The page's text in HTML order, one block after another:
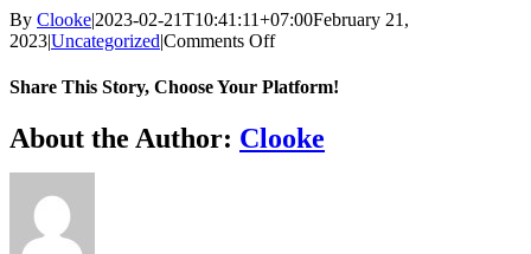
By Clooke|2023-02-21T10:41:11+07:00February 21,
2023|Uncategorized|Comments Offon
usaha
kecilan
tapi
Share This Story, Choose Your Platform!
Facebook
Twitter
Reddit
LinkedIn
WhatsApp
Tumblr
Pinterest
Vk
Xing
Email
About the Author: Clooke